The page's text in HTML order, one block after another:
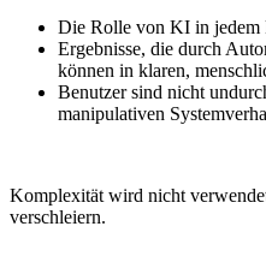
Die Rolle von KI in jedem
Ergebnisse, die durch
können in klaren,
Benutzer sind nicht
manipulativen
Komplexität wird nicht
verschleiern.